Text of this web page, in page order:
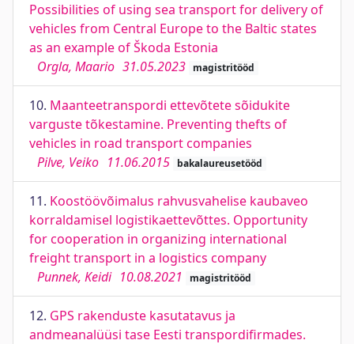
Possibilities of using sea transport for delivery of
vehicles from Central Europe to the Baltic states
as an example of Škoda Estonia
Orgla, Maario 31.05.2023 magistritööd
10. Maanteetranspordi ettevõtete sõidukite
varguste tõkestamine. Preventing thefts of
vehicles in road transport companies
Pilve, Veiko 11.06.2015 bakalaureusetööd
11. Koostöövõimalus rahvusvahelise kaubaveo
korraldamisel logistikaettevõttes. Opportunity
for cooperation in organizing international
freight transport in a logistics company
Punnek, Keidi 10.08.2021 magistritööd
12. GPS rakenduste kasutatavus ja
andmeanalüüsi tase Eesti transpordifirmades.